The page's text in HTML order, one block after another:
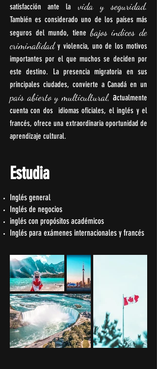
satisfacción ante la
vida y seguridad.
También es considerado uno de los países más
seguros del mundo, tienebajos índices de
criminalidady violencia, uno de los motivos
importantes por el que muchos se deciden por
este destino. La presencia migratoria en sus
principales ciudades, convierte a Canadá en un
país abierto y multicultural, actualmente
cuenta con dos idiomas oficiales, el inglés y el
francés, ofrece una extraordinaria oportunidad de
aprendizaje cultural.
Estudia
Inglés general
Inglés de negocios
inglés con propósitos académicos
Inglés para exámenes internacionales y francés